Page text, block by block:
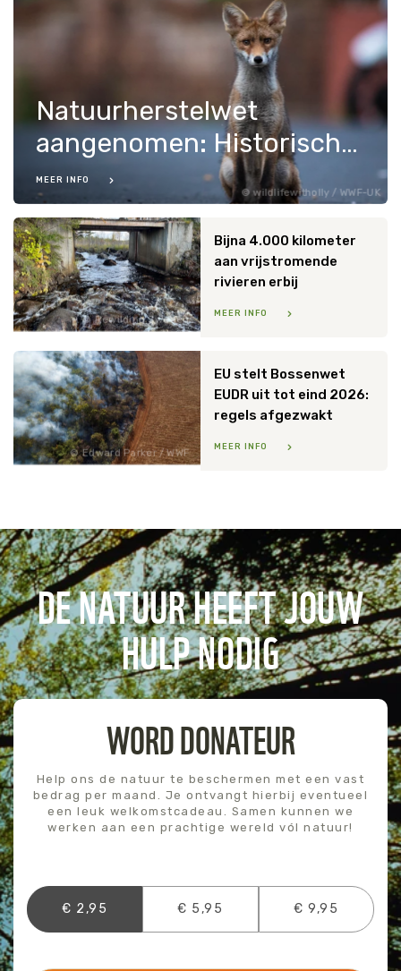
wildlifewitholly / WWF-UK
Natuurherstelwet
aangenomen: Historische overwinning voor Europese natuur
MEER INFO
Rewilding Sweden
Bijna 4.000 kilometer
aan vrijstromende
rivieren erbij
MEER INFO
Edward Parker / WWF
EU stelt Bossenwet
EUDR uit tot eind 2026:
regels afgezwakt
MEER INFO
DE NATUUR HEEFT JOUW
HULP NODIG
WORD DONATEUR
Help ons de natuur te beschermen met een vast
bedrag per maand. Je ontvangt hierbij eventueel
een leuk welkomstcadeau. Samen kunnen we
werken aan een prachtige wereld vól natuur!
€ 2,95 € 5,95 € 9,95